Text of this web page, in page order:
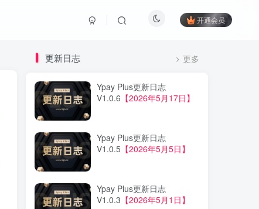
开通会员
更新日志 更多
Ypay Plus更新日志
V1.0.6 【2026年5月17日】
Ypay Plus更新日志
V1.0.5 【2026年5月5日】
Ypay Plus更新日志
V1.0.3 【2026年5月1日】